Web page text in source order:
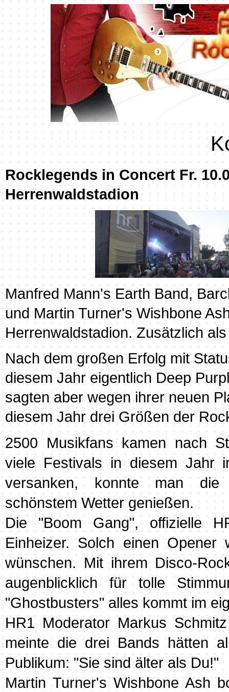
Rocklegends in Concert Fr.
Herrenwaldstadion
Manfred Mann's Earth Band,
und Martin Turner's Wishbone
Herrenwaldstadion. Zusätzlich
Nach dem großen Erfolg mit
diesem Jahr eigentlich Deep
sagten aber wegen ihrer neuen
diesem Jahr drei Größen der
2500 Musikfans kamen nach
viele Festivals in diesem Jahr
versanken, konnte man
schönstem Wetter genießen.
Die "Boom Gang", offizielle
Einheizer. Solch einen
wünschen. Mit ihrem Disco-
augenblicklich für tolle
"Ghostbusters" alles kommt im
HR1 Moderator Markus
meinte die drei Bands hätten
Publikum: "Sie sind älter als Du!"
Martin Turner's Wishbone Ash